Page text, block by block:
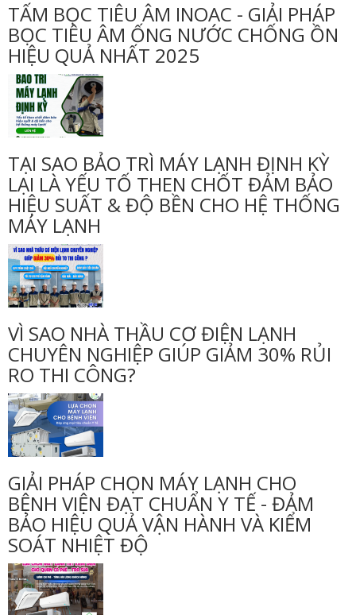
TẤM BỌC TIÊU ÂM INOAC - GIẢI PHÁP
BỌC TIÊU ÂM ỐNG NƯỚC CHỐNG ỒN
HIỆU QUẢ NHẤT 2025
TẠI SAO BẢO TRÌ MÁY LẠNH ĐỊNH KỲ
LẠI LÀ YẾU TỐ THEN CHỐT ĐẢM BẢO
HIỆU SUẤT & ĐỘ BỀN CHO HỆ THỐNG
MÁY LẠNH
VÌ SAO NHÀ THẦU CƠ ĐIỆN LẠNH
CHUYÊN NGHIỆP GIÚP GIẢM 30% RỦI
RO THI CÔNG?
GIẢI PHÁP CHỌN MÁY LẠNH CHO
BỆNH VIỆN ĐẠT CHUẨN Y TẾ - ĐẢM
BẢO HIỆU QUẢ VẬN HÀNH VÀ KIỂM
SOÁT NHIỆT ĐỘ